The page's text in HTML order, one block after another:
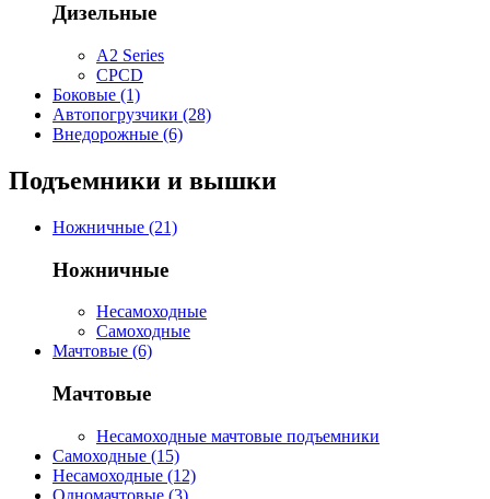
Дизельные
A2 Series
CPCD
Боковые (1)
Автопогрузчики (28)
Внедорожные (6)
Подъемники и вышки
Ножничные (21)
Ножничные
Несамоходные
Самоходные
Мачтовые (6)
Мачтовые
Несамоходные мачтовые подъемники
Самоходные (15)
Несамоходные (12)
Одномачтовые (3)